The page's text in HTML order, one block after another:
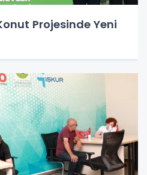
Projesinde Yeni